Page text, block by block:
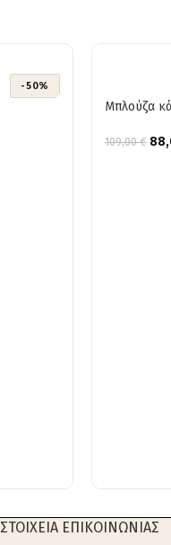
-50%
Μπλούζα
109,00€
ΣΤΟΙΧΕΙΑ ΕΠΙΚΟΙΝΩΝΙΑΣ